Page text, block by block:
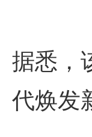
据悉，
代焕发